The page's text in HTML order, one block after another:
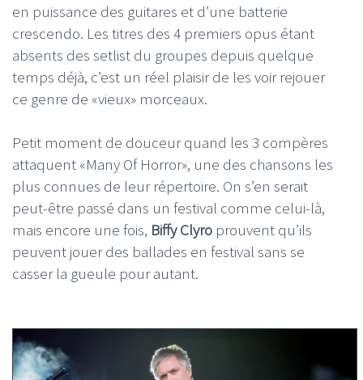
en puissance des guitares et d’une batterie
crescendo. Les titres des 4 premiers opus étant
absents des setlist du groupes depuis quelque
temps déjà, c’est un réel plaisir de les voir rejouer
ce genre de «vieux» morceaux.
Petit moment de douceur quand les 3 compères
attaquent «Many Of Horror», une des chansons les
plus connues de leur répertoire. On s’en serait
peut-être passé dans un festival comme celui-là,
mais encore une fois, Biffy Clyro prouvent qu’ils
peuvent jouer des ballades en festival sans se
casser la gueule pour autant.